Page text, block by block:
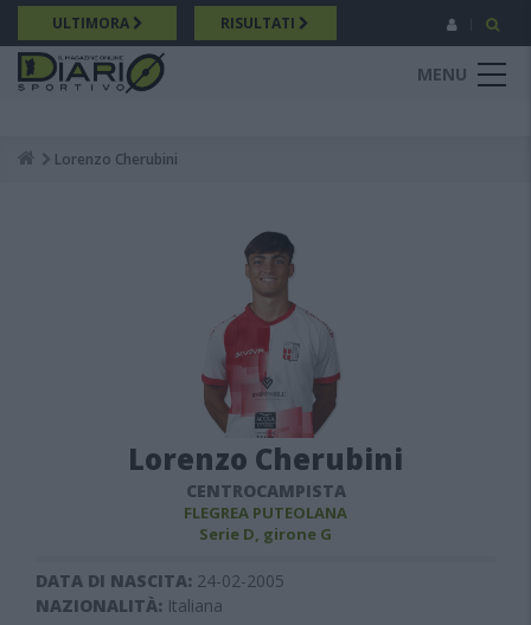
Salta
al
contenuto
principale
ULTIMORA RISULTATI
MENU
Breadcrumb
Lorenzo Cherubini
Lorenzo Cherubini
CENTROCAMPISTA
FLEGREA PUTEOLANA
Serie D, girone G
DATA DI NASCITA: 24-02-2005
NAZIONALITÀ: Italiana